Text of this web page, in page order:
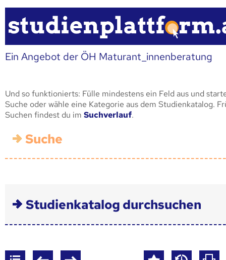
Ein Angebot der ÖH Maturant_innenberatung
Und so funktionierts: Fülle mindestens ein Feld aus und
Suche oder wähle eine Kategorie aus dem Studienkatalog.
Suchen findest du im Suchverlauf.
Suche
Studienkatalog durchsuchen